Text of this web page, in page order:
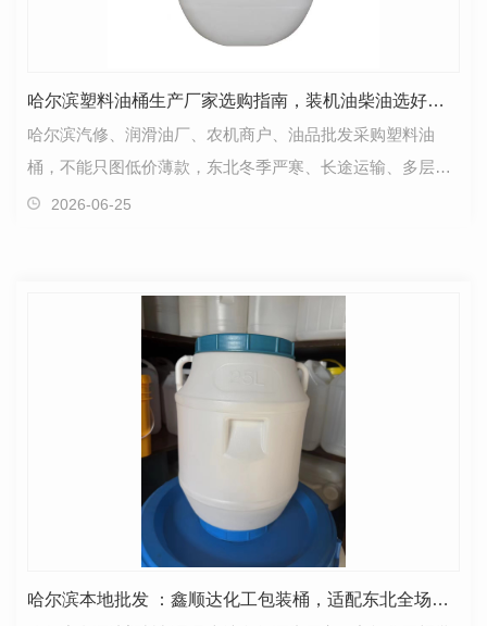
哈尔滨塑料油桶生产厂家选购指南，装机油柴油选好桶，本地源头认准鑫顺达
哈尔滨汽修、润滑油厂、农机商户、油品批发采购塑料油
桶，不能只图低价薄款，东北冬季严寒、长途运输、多层堆
码，油桶材质、壁厚、密封、耐低温、耐油性直接决定安…
2026-06-25
哈尔滨本地批发 ：鑫顺达化工包装桶，适配东北全场景需求